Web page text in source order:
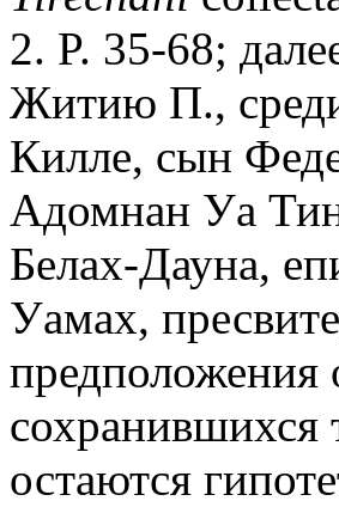
2. P. 35-68;
Житию П.,
Килле, сын
Адомнан Уа
Белах-Дауна,
Уамах,
предположения
сохранившихся
остаются